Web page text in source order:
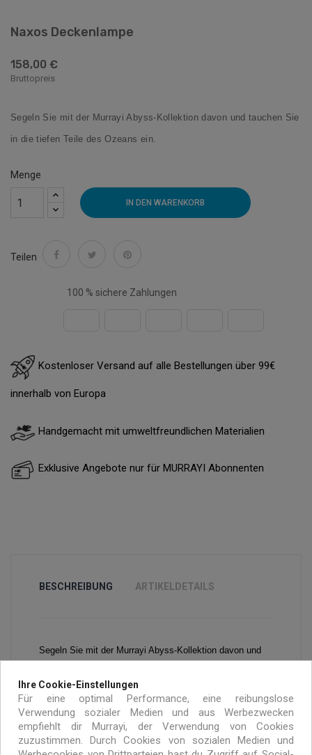
Naxos Deckenlampe
158,00 €
Bruttopreis
Segeln Sie mit der Murrayi Abyss-Kollektion davon und tauchen Sie
in die tiefen Teile des Ozeans ein.
Menge
IN DEN WARENKORB
Teilen
100 % sichere Zahlungen
Kostenloser Versand auf alle Bestellungen über 99€
innerhalb von Europa
Handgemacht mit umweltfreundlichen Materialien
Exklusive Angebote nur für MURRAYI Abonnenten
BESCHREIBUNG ARTIKELDETAILS
Segeln Sie mit der Murrayi Abyss-Kollektion davon und
schwarzes Segelmaterial wird der Blickfang des Raumes
sein. Welleninspirierte dunkelblaue und weiße Muster
sorgen für einen kunstvollen Look - einfach und aufregend
Ihre Cookie-Einstellungen
Für eine optimal Performance, eine reibungslose
Verwendung sozialer Medien und aus Werbezwecken
empfiehlt dir Murrayi, der Verwendung von Cookies
zuzustimmen. Durch Cookies von sozialen Medien und